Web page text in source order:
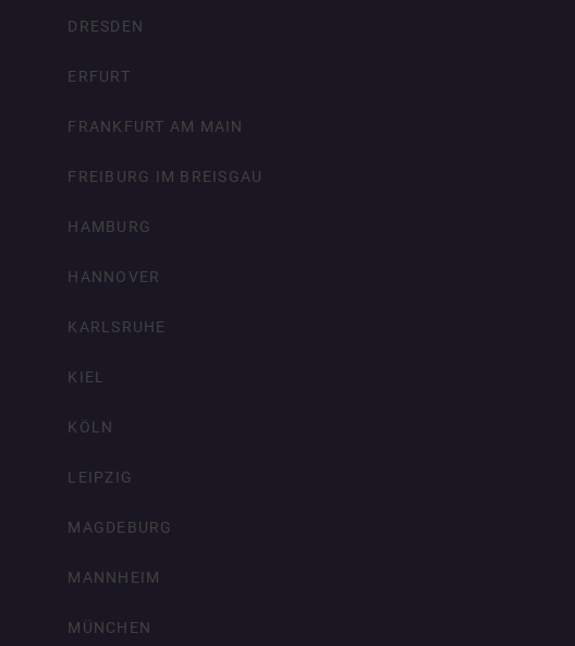
DRESDEN
ERFURT
FRANKFURT AM MAIN
FREIBURG IM BREISGAU
HAMBURG
HANNOVER
KARLSRUHE
KIEL
KÖLN
LEIPZIG
MAGDEBURG
MANNHEIM
MÜNCHEN